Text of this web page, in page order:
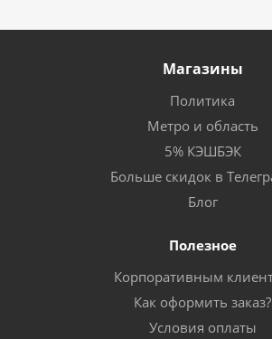
Магазины
Политика
Метро и область
5% КЭШБЭК
Больше скидок в
Блог
Полезное
Корпоративным
Как оформить заказ?
Условия оплаты